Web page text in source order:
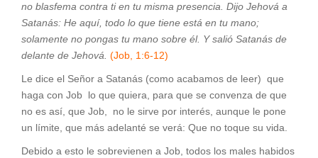
no blasfema contra ti en tu misma presencia. Dijo Jehová a
Satanás: He aquí, todo lo que tiene está en tu mano;
solamente no pongas tu mano sobre él. Y salió Satanás de
delante de Jehová. (Job, 1:6-12)
Le dice el Señor a Satanás (como acabamos de leer) que
haga con Job lo que quiera, para que se convenza de que
no es así, que Job, no le sirve por interés, aunque le pone
un límite, que más adelanté se verá: Que no toque su vida.
Debido a esto le sobrevienen a Job, todos los males habidos